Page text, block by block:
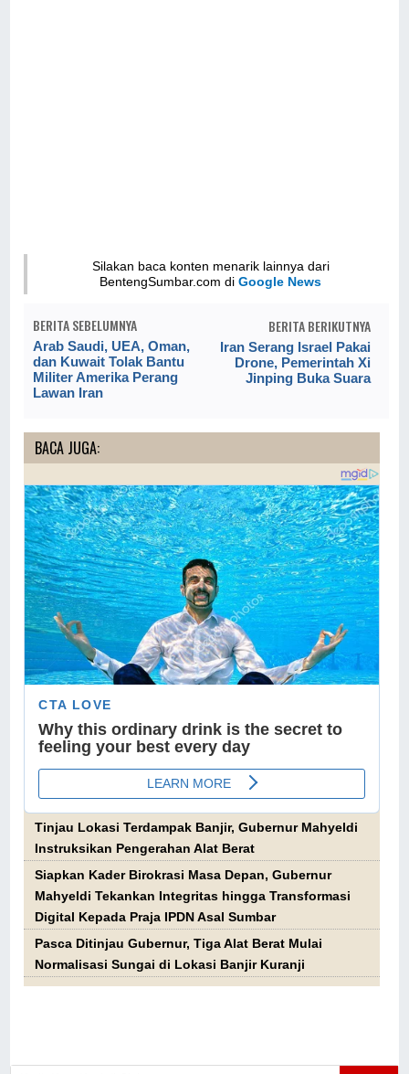
Silakan baca konten menarik lainnya dari
BentengSumbar.com diGoogle News
BERITA SEBELUMNYA
Arab Saudi, UEA, Oman,
dan Kuwait Tolak Bantu
Militer Amerika Perang
Lawan Iran
BERITA BERIKUTNYA
Iran Serang Israel Pakai
Drone, Pemerintah Xi
Jinping Buka Suara
BACA JUGA:
Tinjau Lokasi Terdampak Banjir, Gubernur Mahyeldi
Instruksikan Pengerahan Alat Berat
Siapkan Kader Birokrasi Masa Depan, Gubernur
Mahyeldi Tekankan Integritas hingga Transformasi
Digital Kepada Praja IPDN Asal Sumbar
Pasca Ditinjau Gubernur, Tiga Alat Berat Mulai
Normalisasi Sungai di Lokasi Banjir Kuranji